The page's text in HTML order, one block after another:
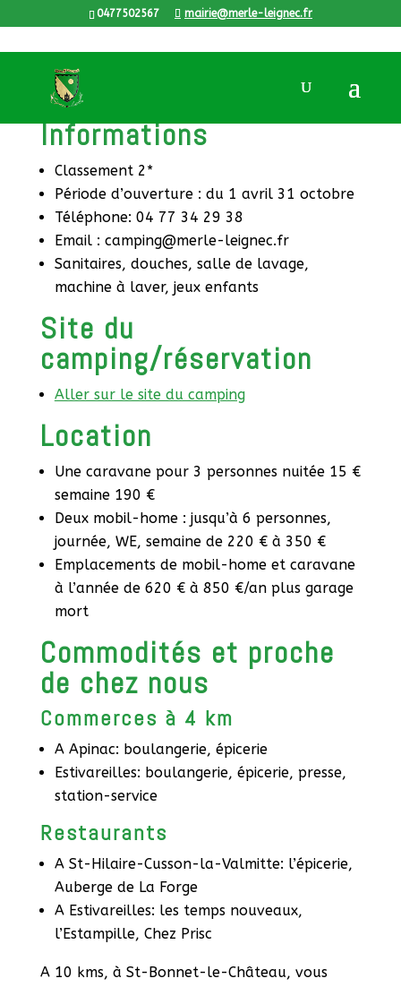
0477502567 mairie@merle-leignec.fr
Camping
Informations
Classement 2*
Période d’ouverture : du 1 avril 31 octobre
Téléphone: 04 77 34 29 38
Email : camping@merle-leignec.fr
Sanitaires, douches, salle de lavage,
machine à laver, jeux enfants
Site du
camping/réservation
Aller sur le site du camping
Location
Une caravane pour 3 personnes nuitée 15 €
semaine 190 €
Deux mobil-home : jusqu’à 6 personnes,
journée, WE, semaine de 220 € à 350 €
Emplacements de mobil-home et caravane
à l’année de 620 € à 850 €/an plus garage
mort
Commodités et proche
de chez nous
Commerces à 4 km
A Apinac: boulangerie, épicerie
Estivareilles: boulangerie, épicerie, presse,
station-service
Restaurants
A St-Hilaire-Cusson-la-Valmitte: l’épicerie,
Auberge de La Forge
A Estivareilles: les temps nouveaux,
l’Estampille, Chez Prisc
A 10 kms, à St-Bonnet-le-Château, vous